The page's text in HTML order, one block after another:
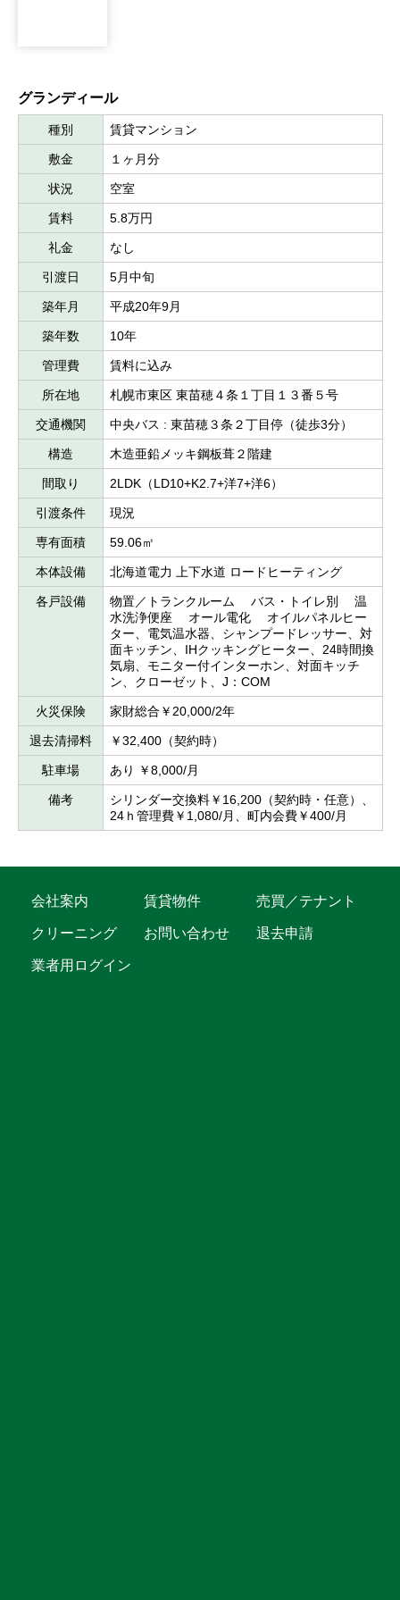
グランディール
種別 賃貸マンション
敷金 １ヶ月分
状況 空室
賃料 5.8万円
礼金 なし
引渡日 5月中旬
築年月 平成20年9月
築年数 10年
管理費 賃料に込み
所在地 札幌市東区 東苗穂４条１丁目１３番５号
交通機関 中央バス : 東苗穂３条２丁目停（徒歩3分）
構造 木造亜鉛メッキ鋼板葺２階建
間取り 2LDK（LD10+K2.7+洋7+洋6）
引渡条件 現況
専有面積 59.06㎡
本体設備 北海道電力 上下水道 ロードヒーティング
各戸設備
物置／トランクルーム バス・トイレ別 温
水洗浄便座 オール電化 オイルパネルヒー
ター、電気温水器、シャンプードレッサー、対
面キッチン、IHクッキングヒーター、24時間換
気扇、モニター付インターホン、対面キッチ
ン、クローゼット、J：COM
火災保険 家財総合￥20,000/2年
退去清掃料 ￥32,400（契約時）
駐車場 あり ￥8,000/月
備考
シリンダー交換料￥16,200（契約時・任意）、
24ｈ管理費￥1,080/月、町内会費￥400/月
会社案内 賃貸物件
売買／テナント
クリーニング
お問い合わせ
退去申請
業者用ログイン